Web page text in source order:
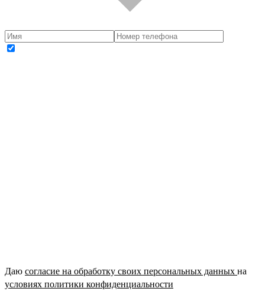
Даю согласие на обработку своих персональных данных на
условиях политики конфиденциальности